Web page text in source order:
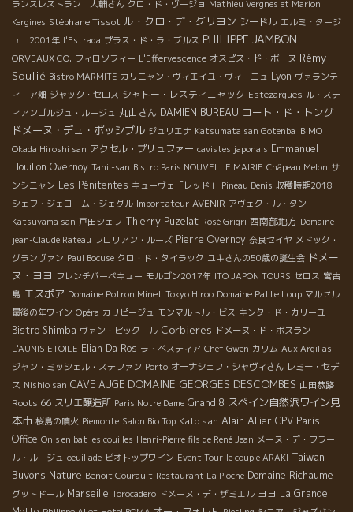
ランスレストラン 大輔さん クロ・ド・ヴージョ Mathieu Vergnes et Marion
Kergines Stéphane Tissot ル・クロ・デ・グリヨン シードル エルミｒタージ
ュ 2001年 l'Estrada プラス・ド・ラ・ブルス PHILIPPE JAMBON
ORVEAUX CO. フィロソフィー L'Effervescence オスピス・ド・ボーヌ Rémy
Soulié Bistro MARMITE カリニャン・ヴィエイユ・ヴィーニュ Lyon ヴァランテ
ィーア畑 ジャック・セロス シャトー・レスティニャック Estézargues ル・ステ
ィアンゴルジュ・ルージュ 丸山さん DAMIEN BUREAU コート・ド・トング
ドメーヌ・デュ・ポッシブル ジュリエナ Katsumata san Gotenba ＢＭО
Okada Hiroshi san アクセル・プリュファー cavistes japonais Emmanuel
Houillon Overnoy Tanii-san Bistro Paris NOUVELLE MAIRIE Châpeau Melon サ
ンシニャン Les Pénitentes キューヴェ「レッド」 Pineau Denis 収穫時期2018
シェフ・ジェローム・ジェグル Importateur AVENIR アヴェク・ル・タン
Katsuyama san 戸田シェフ Thierry Puzelat Rosé Grigri 西南部地方 Domaine
jean-Claude Rateau フロリアン・ルーズ Pierre Overnoy 奈良セイヤ メドック・
グランヴァン Paul Bocuse クロ・ド・タイラック ユキさんの50歳の誕生会 ドメー
ヌ・ヨヨ フレンチバーベキュー モルゴン2017年 ITO JAPON TOURS セロス 宮古
島 エスポア Domaine Potron Minet Tokyo Hiroo Domaine Patte Loup マルセル
最後の年ワイン Opéra カリピージュ モンマルトル・ビス キンタ・ド・カリーユ
Bistro Shimba ヴァン・ピックール Corbieres ドメーヌ・ド・ボスラン
L'AUNIS ETOILE Elian Da Ros ラ・ベスティア Chef Gwen カリム Aux Argillas
ジャン・ミッシェル・ステファン Porto オーナシェフ・シャヴィさん レミー・セデ
ス Nishio san CAVE AUGE DOMAINE GEORGES DESCOMBES 山田恭路
Roots 66 スリエ醸造所 Paris Notre Dame Grand 8 スペイン自然派ワイン見
本市 桜島の噴火 Piemonte Salon Bio Top Kato san Alain Allier CPV Paris
Office On s'en bat les couilles Henri-Pierre fils de René Jean メーヌ・デ・フラー
ル・ルージュ oeuillade ビオトップワイン Event Tour le couple ARAKI Taiwan
Buvons Nature Benoit Courault Restaurant La Pioche Domaine Richaume
グットドール Marseille Torocadero ドメーヌ・デ・ザミエル ヨヨ La Grande